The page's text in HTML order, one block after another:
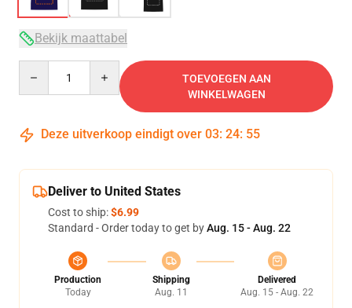
Bekijk maattabel
TOEVOEGEN AAN
WINKELWAGEN
Deze uitverkoop eindigt over 03: 24: 54
Deliver to United States
Cost to ship:$6.99
Standard - Order today to get byAug. 15 - Aug. 22
Production
Today
Shipping
Aug. 11
Delivered
Aug. 15 - Aug. 22